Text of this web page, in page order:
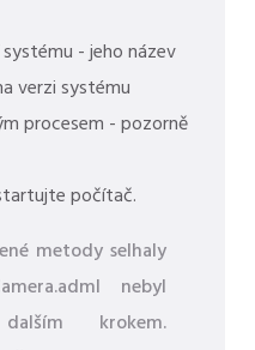
- jeho název
verzi systému
procesem - pozorně
počítač.
metody selhaly
nebyl
krokem.